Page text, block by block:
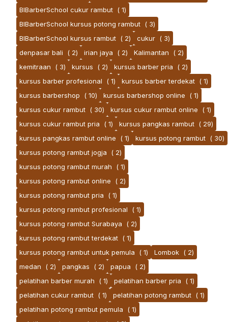
BlBarberSchool cukur rambut ( 1)
BlBarberSchool kursus potong rambut ( 3)
BlBarberSchool kursus rambut ( 2) cukur ( 3)
denpasar bali
( 2) irian jaya ( 2) Kalimantan
( 2)
kemitraan
( 3) kursus ( 2) kursus barber pria
( 2)
kursus barber profesional
( 1) kursus barber terdekat ( 1)
kursus barbershop
( 10) kursus barbershop online
( 1)
kursus cukur rambut ( 30) kursus cukur rambut online
( 1)
kursus cukur rambut pria
( 1) kursus pangkas rambut ( 29)
kursus pangkas rambut online
( 1) kursus potong rambut ( 30)
kursus potong rambut jogja
( 2)
kursus potong rambut murah
( 1)
kursus potong rambut online
( 2)
kursus potong rambut pria
( 1)
kursus potong rambut profesional
( 1)
kursus potong rambut Surabaya
( 2)
kursus potong rambut terdekat ( 1)
kursus potong rambut untuk pemula
( 1) Lombok ( 2)
medan
( 2) pangkas ( 2) papua
( 2)
pelatihan barber murah
( 1) pelatihan barber pria
( 1)
pelatihan cukur rambut ( 1) pelatihan potong rambut ( 1)
pelatihan potong rambut pemula
( 1)